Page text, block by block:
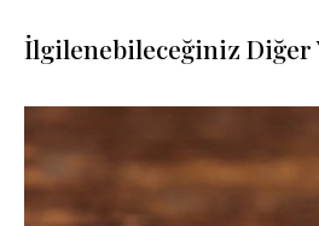
İlgilenebileceğiniz Diğer